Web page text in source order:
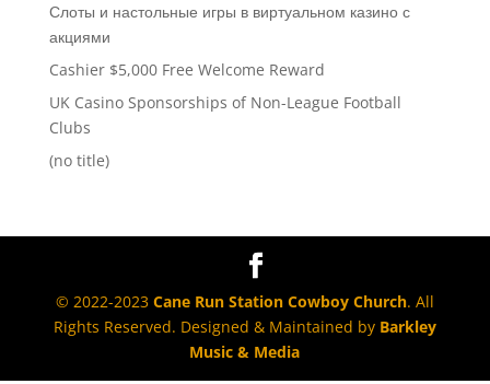
Слоты и настольные игры в виртуальном казино с
акциями
Cashier $5,000 Free Welcome Reward
UK Casino Sponsorships of Non-League Football
Clubs
(no title)
© 2022-2023 Cane Run Station Cowboy Church. All
Rights Reserved. Designed & Maintained by Barkley
Music & Media